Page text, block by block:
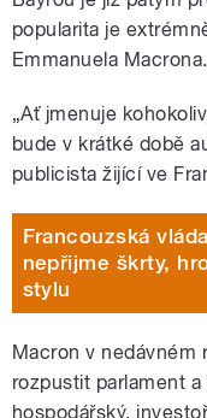
popularita je
Emmanuela Macrona.
„Ať jmenuje
bude v krátké době
publicista žijící ve
Francouzská
nepřijme škrty,
stylu
Macron v nedávném
rozpustit parlament
hospodářský,